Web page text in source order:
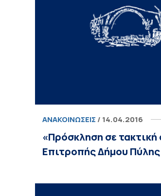
ΑΝΑΚΟΙΝΏΣΕΙΣ / 14.04.2016
«Πρόσκληση σε
Επιτροπής Δήμου